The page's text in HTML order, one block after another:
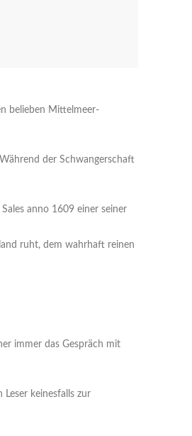
belieben Mittelmeer-
der Schwangerschaft
anno 1609 einer seiner
ruht, dem wahrhaft reinen
immer das Gespräch mit
keinesfalls zur